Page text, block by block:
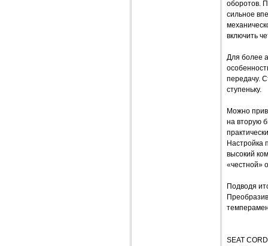
оборотов.
сильное
включить
Для более
передачу.
ступеньку.
Можно
на вторую
Настройка
высокий
«честной»
Подводя
SEAT